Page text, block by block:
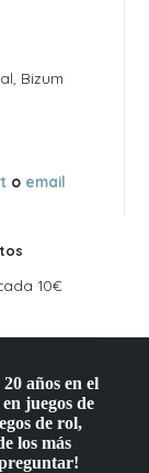
Bizum
o email
10€
años en el
juegos de
de rol,
los más